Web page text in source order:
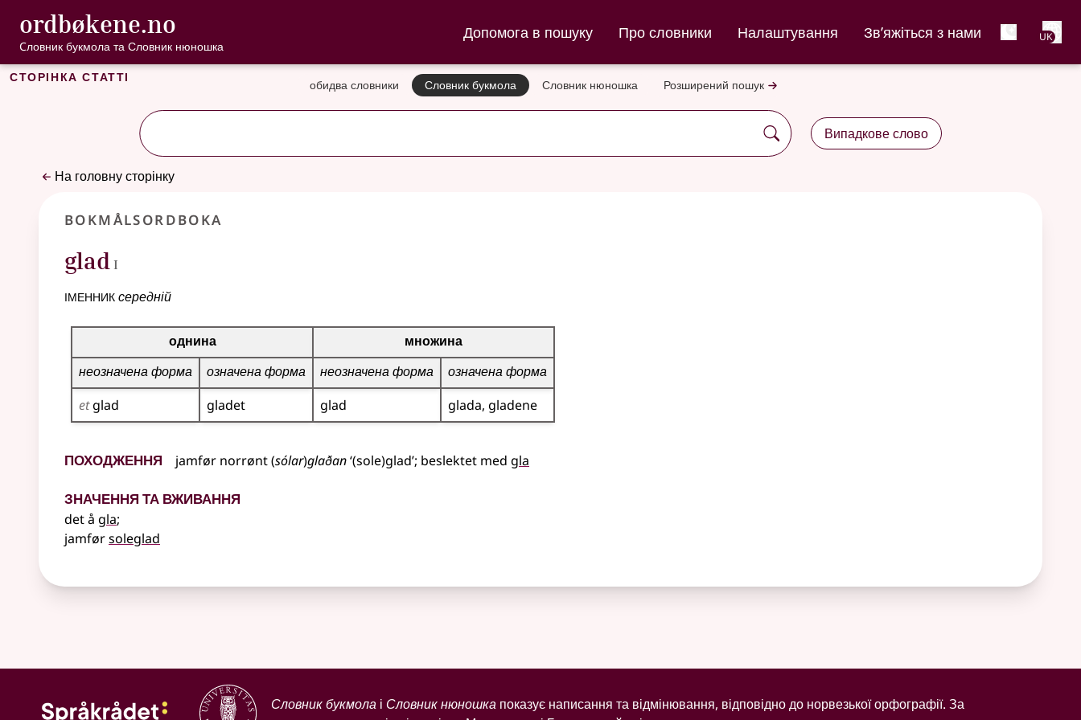
Перейти до основного вмісту
Доступність
ordbøkene.no , Cловник букмола та Словник нюношка
Cловник букмола та Словник нюношка
Допомога в пошуку Про словники Налаштування Зв’яжіться з нами UK
Сторінка статті обидва словники Словник букмола Словник нюношка Розширений пошук
Випадкове слово
На головну сторінку
Bokmålsordboka
glad I
іменниксередній
Таблиця відмінювання для цього іменника
однина
множина
неозначена форма
означена форма неозначена форма
означена форма
etglad gladet glad glada gladene
Походження jamfør norrønt(sólar)glaðan‘(sole)glad’; beslektet med gla
Значення та вживання
det å gla;
jamførsoleglad
Словник букмола і Словник нюношка показує написання та відмінювання, відповідно до норвезької орфографії. За